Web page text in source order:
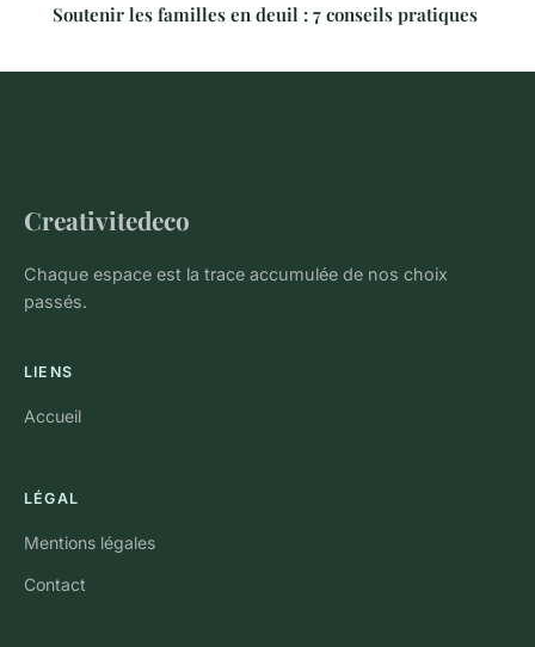
Soutenir les familles en deuil : 7 conseils pratiques
Creativitedeco
Chaque espace est la trace accumulée de nos choix
passés.
LIENS
Accueil
LÉGAL
Mentions légales
Contact